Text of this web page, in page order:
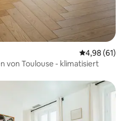
4,98 (61)
von Toulouse - klimatisiert